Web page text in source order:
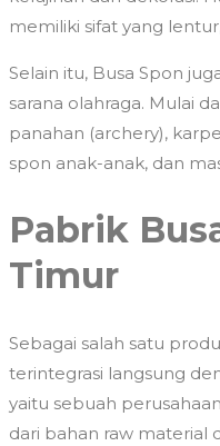
memiliki sifat yang
Selain itu, Busa Spon
sarana olahraga. Mulai
panahan (archery),
spon anak-anak, dan
Pabrik
Timur
Sebagai salah satu
terintegrasi langsung
yaitu sebuah
dari bahan raw material